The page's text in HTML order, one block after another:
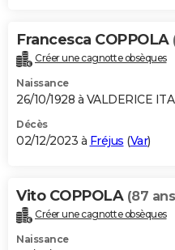
Francesca COPPOLA
Créer une cagnotte obsèques
Naissance
26/10/1928 à VALDERICE
Décès
02/12/2023 à Fréjus (Var)
Vito COPPOLA (87
Créer une cagnotte obsèques
Naissance